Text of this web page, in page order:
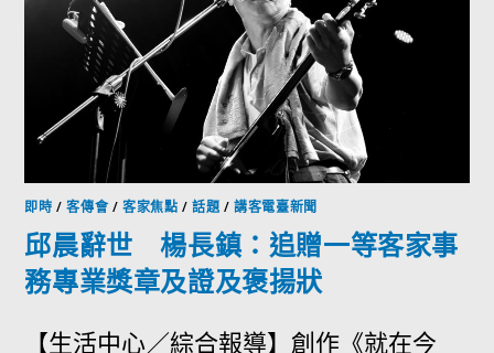
即時 /客傳會/客家焦點 /話題 /講客電臺新聞
邱晨辭世 楊長鎮：追贈一等客家事
務專業獎章及證及褒揚狀
【生活中心／綜合報導】創作《就在今